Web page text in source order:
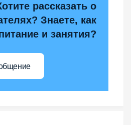
рассказать о
Знаете, как
и занятия?